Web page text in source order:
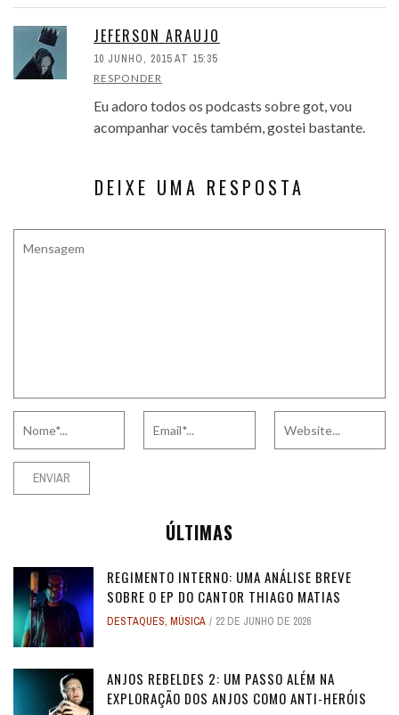
JEFERSON ARAUJO
10 JUNHO, 2015 AT 15:35
RESPONDER
Eu adoro todos os podcasts sobre got, vou
acompanhar vocês também, gostei bastante.
DEIXE UMA RESPOSTA
ÚLTIMAS
REGIMENTO INTERNO: UMA ANÁLISE BREVE
SOBRE O EP DO CANTOR THIAGO MATIAS
DESTAQUES, MÚSICA 22 DE JUNHO DE 2026
ANJOS REBELDES 2: UM PASSO ALÉM NA
EXPLORAÇÃO DOS ANJOS COMO ANTI-HERÓIS